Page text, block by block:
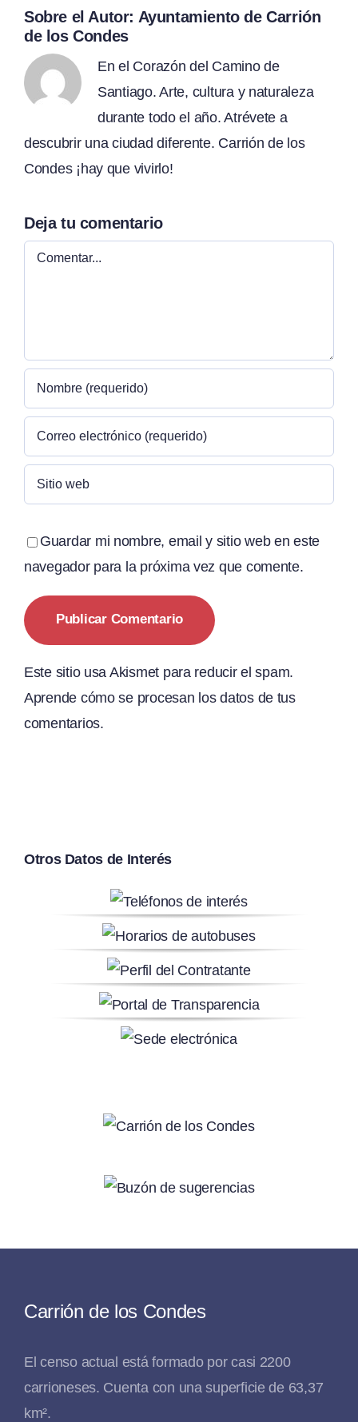
Sobre el Autor: Ayuntamiento de Carrión
de los Condes
En el Corazón del Camino de
Santiago. Arte, cultura y naturaleza
durante todo el año. Atrévete a
descubrir una ciudad diferente. Carrión de los
Condes ¡hay que vivirlo!
Deja tu comentario
Comentar
Guardar mi nombre, email y sitio web en este
navegador para la próxima vez que comente.
Este sitio usa Akismet para reducir el spam.
Aprende cómo se procesan los datos de tus
comentarios.
Otros Datos de Interés
Carrión de los Condes
El censo actual está formado por casi 2200
carrioneses. Cuenta con una superficie de 63,37
km².